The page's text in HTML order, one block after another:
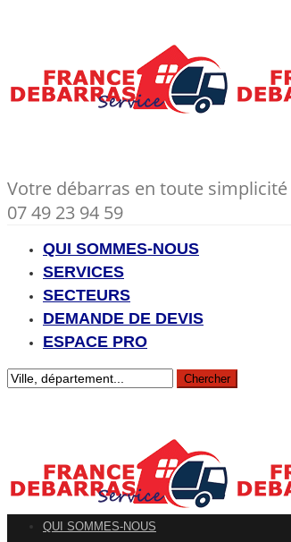
Votre débarras en toute simplicité
07 49 23 94 59
QUI SOMMES-NOUS
SERVICES
SECTEURS
DEMANDE DE DEVIS
ESPACE PRO
QUI SOMMES-NOUS